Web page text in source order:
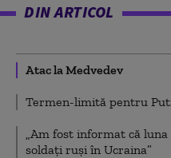
DIN ARTICOL
Atac la Medvedev
Termen-limită pentru
„Am fost informat că
soldați ruși în Ucraina”